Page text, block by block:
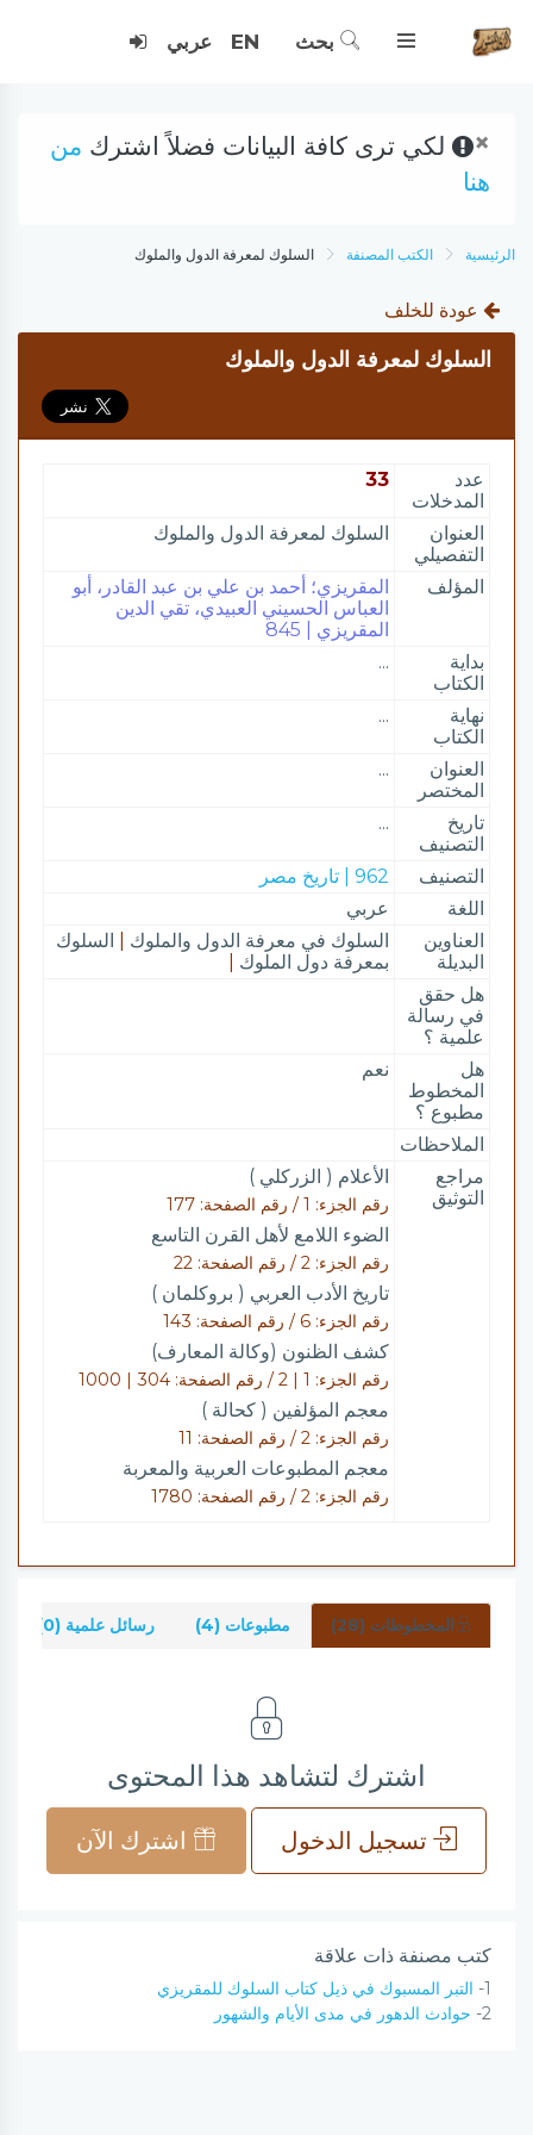
بحث EN عربي
× لكي ترى كافة البيانات فضلاً اشترك من
هنا
الرئيسية الكتب المصنفة السلوك لمعرفة الدول والملوك
عودة للخلف
السلوك لمعرفة الدول والملوك
عدد
المدخلات
33
العنوان
التفصيلي
السلوك لمعرفة الدول والملوك
المؤلف
المقريزي؛ أحمد بن علي بن عبد القادر، أبو
العباس الحسيني العبيدي، تقي الدين
المقريزي | 845
بداية
الكتاب
...
نهاية
الكتاب
...
العنوان
المختصر
...
تاريخ
التصنيف
...
التصنيف
962 | تاريخ مصر
اللغة
عربي
العناوين
البديلة
السلوك في معرفة الدول والملوك
السلوك
بمعرفة دول الملوك
هل حقق
في رسالة
علمية ؟
هل
المخطوط
مطبوع ؟
نعم
الملاحظات
مراجع
التوثيق
الأعلام ( الزركلي )
رقم الجزء: 1 / رقم الصفحة: 177
الضوء اللامع لأهل القرن التاسع
رقم الجزء: 2 / رقم الصفحة: 22
تاريخ الأدب العربي ( بروكلمان )
رقم الجزء: 6 / رقم الصفحة: 143
كشف الظنون (وكالة المعارف)
رقم الجزء: 1 | 2 / رقم الصفحة: 304 | 1000
معجم المؤلفين ( كحالة )
رقم الجزء: 2 / رقم الصفحة: 11
معجم المطبوعات العربية والمعربة
رقم الجزء: 2 / رقم الصفحة: 1780
المخطوطات (28) مطبوعات (4) رسائل علمية (0)
اشترك لتشاهد هذا المحتوى
تسجيل الدخول اشترك الآن
كتب مصنفة ذات علاقة
1- التبر المسبوك في ذيل كتاب السلوك للمقريزي
2- حوادث الدهور في مدى الأيام والشهور